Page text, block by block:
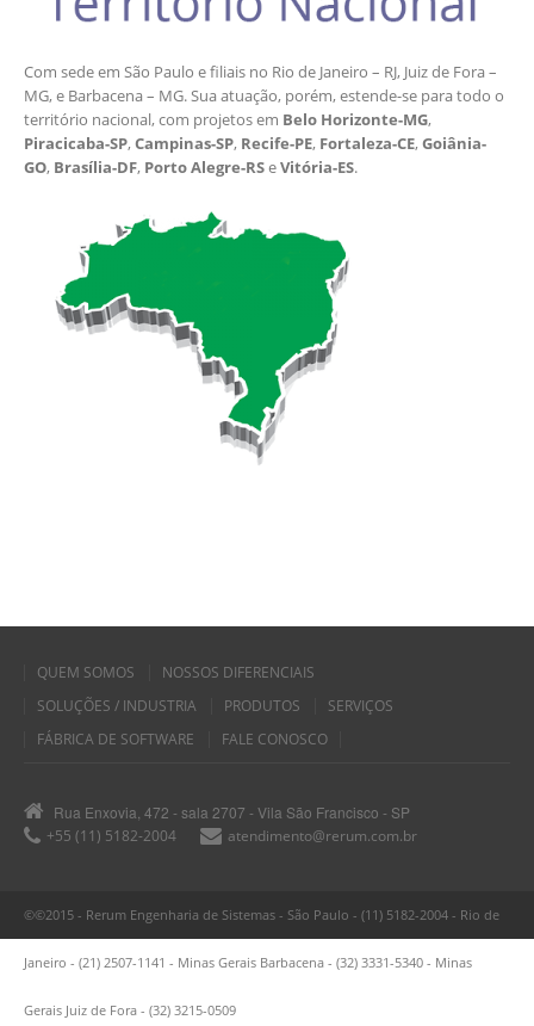
Com sede em São Paulo e filiais no Rio de Janeiro – RJ, Juiz de Fora –
MG, e Barbacena – MG. Sua atuação, porém, estende-se para todo o
território nacional, com projetos em Belo Horizonte-MG,
Piracicaba-SP,Campinas-SP, Recife-PE, Fortaleza-CE,Goiânia-
GO, Brasília-DF, Porto Alegre-RSeVitória-ES.
QUEM SOMOS
NOSSOS DIFERENCIAIS
SOLUÇÕES / INDUSTRIA
PRODUTOS
SERVIÇOS
FÁBRICA DE SOFTWARE
FALE CONOSCO
Rua Enxovia, 472 - sala 2707 - Vila São Francisco - SP
+55 (11) 5182-2004
atendimento@rerum.com.br
©©2015 - Rerum Engenharia de Sistemas - São Paulo - (11) 5182-2004 - Rio de
Janeiro - (21) 2507-1141 - Minas Gerais Barbacena - (32) 3331-5340 - Minas
Gerais Juiz de Fora - (32) 3215-0509